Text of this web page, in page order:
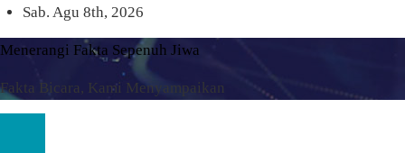
Skip
to
content
Sab. Agu 8th, 2026
Menerangi Fakta Sepenuh Jiwa
Fakta Bicara, Kami Menyampaikan